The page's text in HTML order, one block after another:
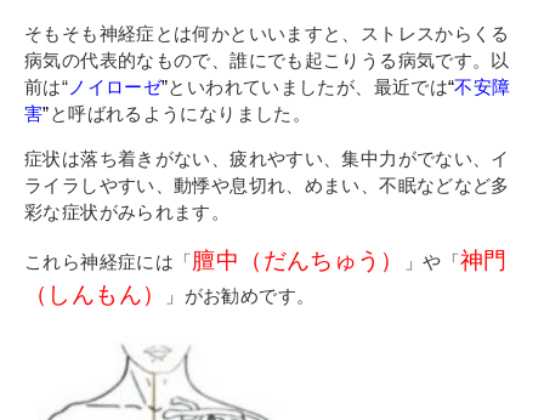
募集学科・学費
入試について
学費サポート
就職支援
求人検索システム
介護支援専門員更新研修
そもそも神経症とは何かといいますと、ストレスからくる
病気の代表的なもので、誰にでも起こりうる病気です。以
前は“ ノイローゼ”といわれていましたが、最近では“不安障
害”と呼ばれるようになりました。
症状は落ち着きがない、疲れやすい、集中力がでない、イ
ライラしやすい、動悸や息切れ、めまい、不眠などなど多
彩な症状がみられます。
これら神経症には「膻中（だんちゅう） 」や「神門
（しんもん）
」がお勧めです。